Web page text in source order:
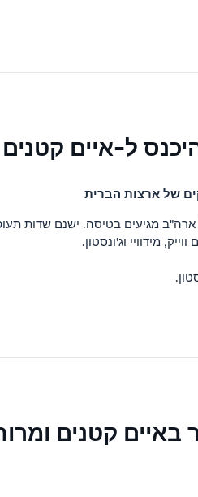
ל-איים
של ארצות הברית
מגיעים בטיסה. ישנם שדות תעופה
מידוויי וג'ונסטון.
באיים קטנים